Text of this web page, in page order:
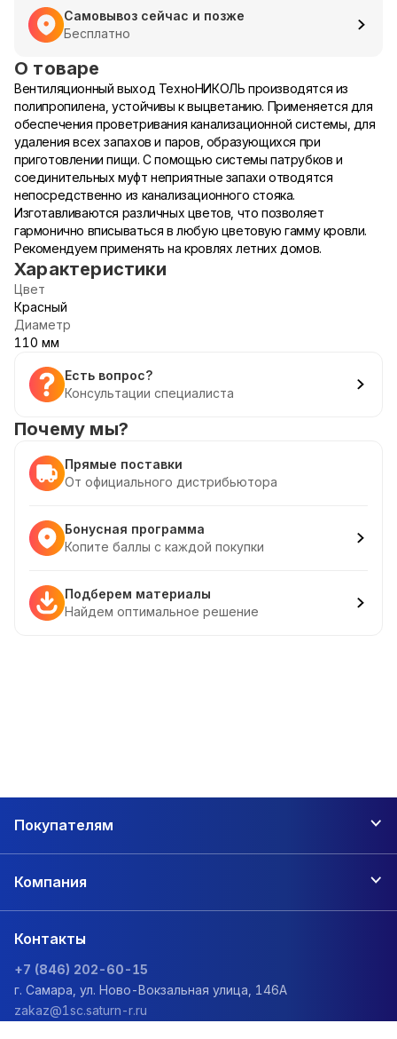
Самовывоз сейчас и позже
Бесплатно
О товаре
Вентиляционный выход ТехноНИКОЛЬ производятся из
полипропилена, устойчивы к выцветанию. Применяется для
обеспечения проветривания канализационной системы, для
удаления всех запахов и паров, образующихся при
приготовлении пищи. C помощью системы патрубков и
соединительных муфт неприятные запахи отводятся
непосредственно из канализационного стояка.
Изготавливаются различных цветов, что позволяет
гармонично вписываться в любую цветовую гамму кровли.
Рекомендуем применять на кровлях летних домов.
Характеристики
Цвет
Красный
Диаметр
110 мм
Есть вопрос?
Консультации специалиста
Почему мы?
Прямые поставки
От официального дистрибьютора
Бонусная программа
Копите баллы с каждой покупки
Подберем материалы
Найдем оптимальное решение
Покупателям
Компания
Контакты
+7 (846) 202-60-15
г. Самара, ул. Ново-Вокзальная улица, 146А
zakaz@1sc.saturn-r.ru